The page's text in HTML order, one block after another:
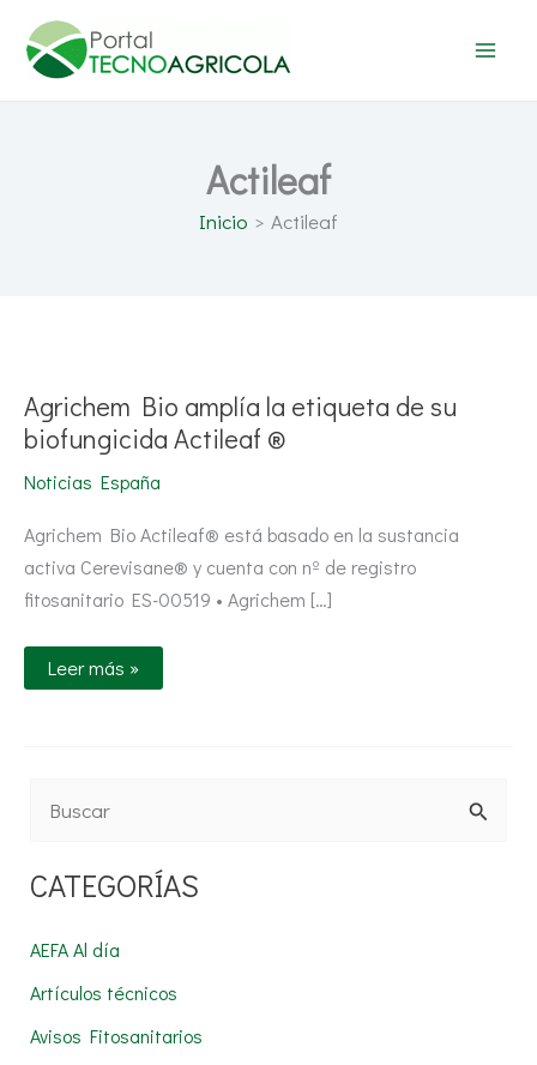
contenido
Actileaf
Inicio Actileaf
Agrichem Bio amplía la etiqueta de su
biofungicida Actileaf ®
Noticias España
Agrichem Bio Actileaf® está basado en la sustancia
activa Cerevisane® y cuenta con nº de registro
fitosanitario ES-00519 • Agrichem […]
etiqueta
de
su
Actileaf
Leer más »
s
r
p
CATEGORÍAS
AEFA Al día
Artículos técnicos
Avisos Fitosanitarios